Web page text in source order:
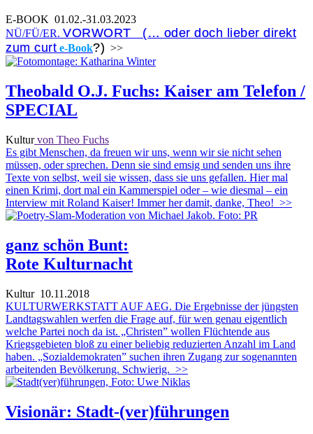
E-BOOK 01.02.-31.03.2023
NÜ/FÜ/ER. VORWORT (… oder doch lieber direkt
zum curt e-Book?) >>
Theobald O.J. Fuchs: Kaiser am Telefon /
SPECIAL
Kulturvon Theo Fuchs
Es gibt Menschen, da freuen wir uns, wenn wir sie nicht sehen
müssen, oder sprechen. Denn sie sind emsig und senden uns ihre
Texte von selbst, weil sie wissen, dass sie uns gefallen. Hier mal
einen Krimi, dort mal ein Kammerspiel oder – wie diesmal – ein
Interview mit Roland Kaiser! Immer her damit, danke, Theo! >>
ganz schön Bunt:
Rote Kulturnacht
Kultur10.11.2018
KULTURWERKSTATT AUF AEG. Die Ergebnisse der jüngsten
Landtagswahlen werfen die Frage auf, für wen genau eigentlich
welche Partei noch da ist. „Christen” wollen Flüchtende aus
Kriegsgebieten bloß zu einer beliebig reduzierten Anzahl im Land
haben. „Sozialdemokraten” suchen ihren Zugang zur sogenannten
arbeitenden Bevölkerung. Schwierig. >>
Visionär: Stadt-(ver)führungen